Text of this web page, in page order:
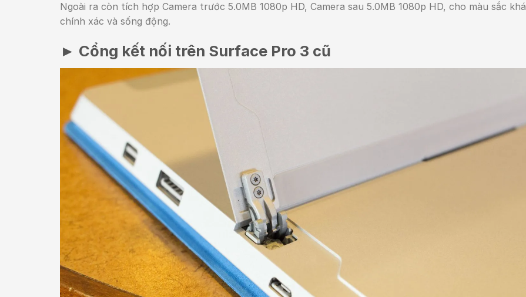
Ngoài ra còn tích hợp Camera trước 5.0MB 1080p HD, Camera sau 5.0MB 1080p HD, cho màu sắc khá
chính xác và sống động.
► Cổng kết nối trên Surface Pro 3 cũ